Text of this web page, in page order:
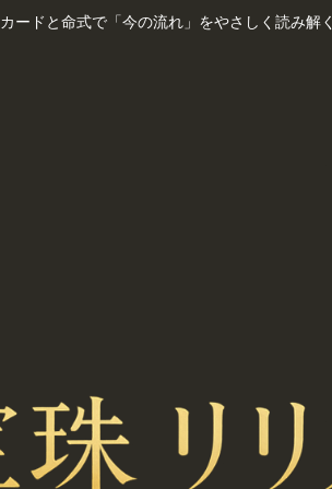
カードと命式で「今の流れ」をやさしく読み解く